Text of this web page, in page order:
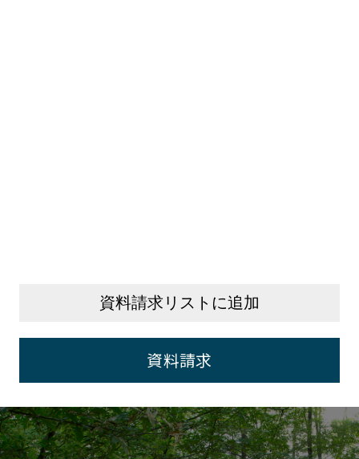
資料請求リストに追加
資料請求